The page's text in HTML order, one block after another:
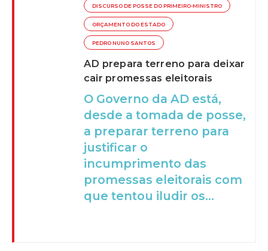
DISCURSO DE POSSE DO PRIMEIRO-MINISTRO
ORÇAMENTO DO ESTADO
PEDRO NUNO SANTOS
AD prepara terreno para deixar
cair promessas eleitorais
O Governo da AD está,
desde a tomada de posse,
a preparar terreno para
justificar o
incumprimento das
promessas eleitorais com
que tentou iludir os...